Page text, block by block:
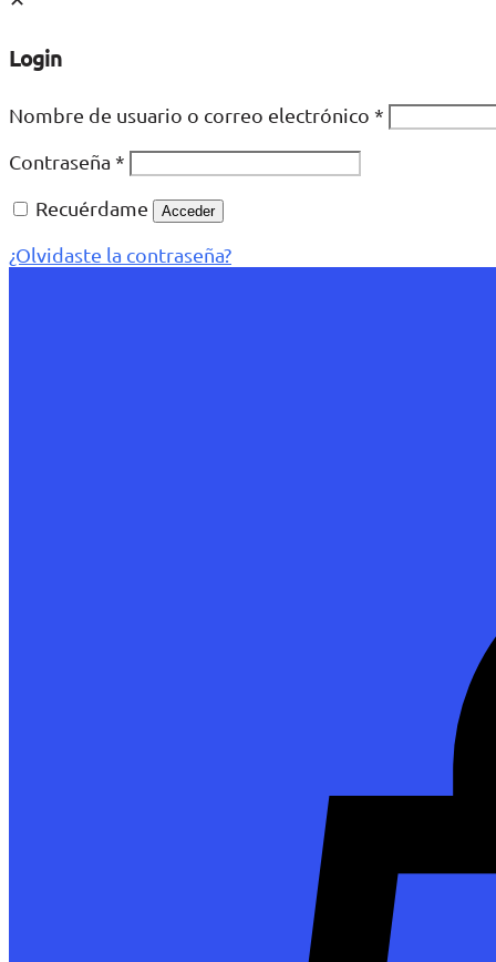
Login
Nombre de usuario o correo electrónico *
Contraseña *
Recuérdame
Acceder
¿Olvidaste la contraseña?